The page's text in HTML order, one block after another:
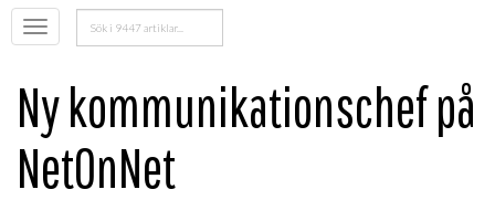
Öppna
menyn
Sök
efter:
Ny kommunikationschef på
NetOnNet